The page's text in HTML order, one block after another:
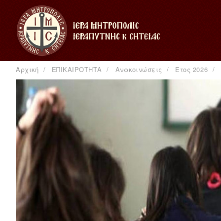
Αρχική ΕΠΙΚΑΙΡΟΤΗΤΑ Ανακοινώσεις Έτος 2026